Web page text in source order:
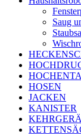
Saug
HOSEN
JACKEN
KANISTER